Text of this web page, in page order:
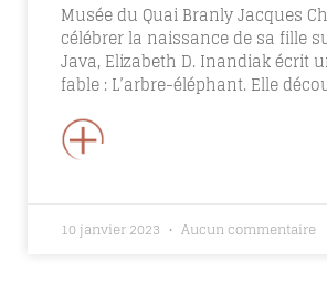
Musée du Quai Branly Jacques
célébrer la naissance de sa fille
Java, Elizabeth D. Inandiak écrit
fable : L’arbre-éléphant. Elle
+
10 janvier 2023 Aucun commentaire